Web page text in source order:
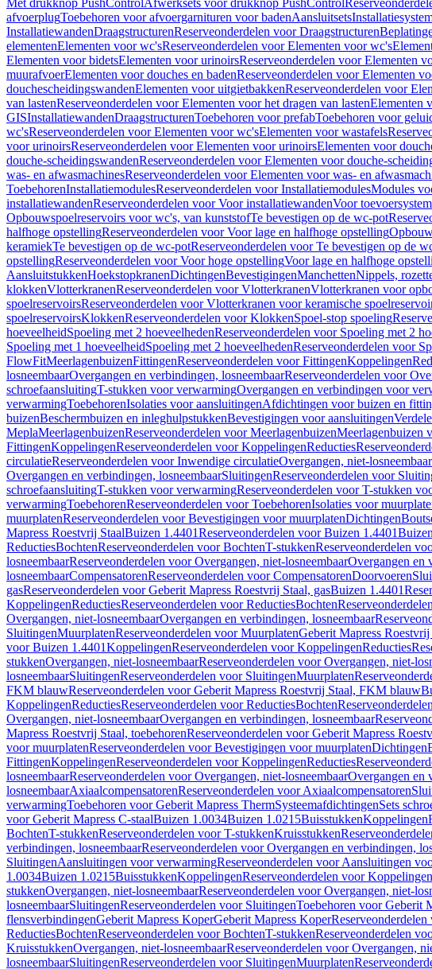
Met drukknop PushControlAfwerksets voor drukknop PushControl
afvoerplugToebehoren voor afvoergarnituren voor badenAansluitsets
InstallatiewandenDraagstructurenReserveonderdelen voor Draagstructuren
elementenElementen voor wc'sReserveonderdelen voor Elementen voor wc's
Elementen voor bidetsElementen voor urinoirsReserveonderdelen voor Elementen
muurafvoerElementen voor douches en badenReserveonderdelen voor Elementen
douchescheidingswandenElementen voor uitgietbakkenReserveonderdelen voor
van lastenReserveonderdelen voor Elementen voor het dragen van lastenElementen
GISInstallatiewandenDraagstructurenToebehoren voor prefabToebehoren voor
wc'sReserveonderdelen voor Elementen voor wc'sElementen voor wastafels
voor urinoirsReserveonderdelen voor Elementen voor urinoirsElementen voor
douche-scheidingswandenReserveonderdelen voor Elementen voor douche-
was- en afwasmachinesReserveonderdelen voor Elementen voor was- en
ToebehorenInstallatiemodulesReserveonderdelen voor InstallatiemodulesModules
installatiewandenReserveonderdelen voor Voor installatiewandenVoor
Opbouwspoelreservoirs voor wc's, van kunststofTe bevestigen op de wc-pot
halfhoge opstellingReserveonderdelen voor Voor lage en halfhoge opstelling
keramiekTe bevestigen op de wc-potReserveonderdelen voor Te bevestigen op de
opstellingReserveonderdelen voor Voor hoge opstellingVoor lage en halfhoge
AansluitstukkenHoekstopkranenDichtingenBevestigingenManchettenNippels,
klokkenVlotterkranenReserveonderdelen voor VlotterkranenVlotterkranen voor
spoelreservoirsReserveonderdelen voor Vlotterkranen voor keramische
spoelreservoirsKlokkenReserveonderdelen voor KlokkenSpoel-stop spoeling
hoeveelheidSpoeling met 2 hoeveelhedenReserveonderdelen voor Spoeling met 2
Spoeling met 1 hoeveelheidSpoeling met 2 hoeveelhedenReserveonderdelen voor
FlowFitMeerlagenbuizenFittingenReserveonderdelen voor FittingenKoppelingen
losneembaarOvergangen en verbindingen, losneembaarReserveonderdelen voor
schroefaansluitingT-stukken voor verwarmingOvergangen en verbindingen voor
verwarmingToebehorenIsolaties voor aansluitingenAfdichtingen voor buizen en
buizenBeschermbuizen en inleghulpstukkenBevestigingen voor aansluitingen
MeplaMeerlagenbuizenReserveonderdelen voor MeerlagenbuizenMeerlagenbuizen
FittingenKoppelingenReserveonderdelen voor KoppelingenReducties
circulatieReserveonderdelen voor Inwendige circulatieOvergangen, niet-losneembaar
Overgangen en verbindingen, losneembaarSluitingenReserveonderdelen voor
schroefaansluitingT-stukken voor verwarmingReserveonderdelen voor T-stukken
verwarmingToebehorenReserveonderdelen voor ToebehorenIsolaties voor
muurplatenReserveonderdelen voor Bevestigingen voor muurplatenDichtingen
Mapress Roestvrij StaalBuizen 1.4401Reserveonderdelen voor Buizen 1.4401
ReductiesBochtenReserveonderdelen voor BochtenT-stukkenReserveonderdelen
losneembaarReserveonderdelen voor Overgangen, niet-losneembaarOvergangen en
losneembaarCompensatorenReserveonderdelen voor CompensatorenDoorvoeren
gasReserveonderdelen voor Geberit Mapress Roestvrij Staal, gasBuizen 1.4401
KoppelingenReductiesReserveonderdelen voor ReductiesBochten
Overgangen, niet-losneembaarOvergangen en verbindingen, losneembaar
SluitingenMuurplatenReserveonderdelen voor MuurplatenGeberit Mapress
voor Buizen 1.4401KoppelingenReserveonderdelen voor KoppelingenReducties
stukkenOvergangen, niet-losneembaarReserveonderdelen voor Overgangen, niet-
losneembaarSluitingenReserveonderdelen voor SluitingenMuurplaten
FKM blauwReserveonderdelen voor Geberit Mapress Roestvrij Staal, FKM blauw
KoppelingenReductiesReserveonderdelen voor ReductiesBochten
Overgangen, niet-losneembaarOvergangen en verbindingen, losneembaar
Mapress Roestvrij Staal, toebehorenReserveonderdelen voor Geberit Mapress
voor muurplatenReserveonderdelen voor Bevestigingen voor muurplatenDichtingen
FittingenKoppelingenReserveonderdelen voor KoppelingenReducties
losneembaarReserveonderdelen voor Overgangen, niet-losneembaarOvergangen en
losneembaarAxiaalcompensatorenReserveonderdelen voor Axiaalcompensatoren
verwarmingToebehoren voor Geberit Mapress ThermSysteemafdichtingenSets
voor Geberit Mapress C-staalBuizen 1.0034Buizen 1.0215BuisstukkenKoppelingen
BochtenT-stukkenReserveonderdelen voor T-stukkenKruisstukken
verbindingen, losneembaarReserveonderdelen voor Overgangen en verbindingen,
SluitingenAansluitingen voor verwarmingReserveonderdelen voor Aansluitingen
1.0034Buizen 1.0215BuisstukkenKoppelingenReserveonderdelen voor Koppelingen
stukkenOvergangen, niet-losneembaarReserveonderdelen voor Overgangen, niet-
losneembaarSluitingenReserveonderdelen voor SluitingenToebehoren voor Geberit
flensverbindingenGeberit Mapress KoperGeberit Mapress Koper
ReductiesBochtenReserveonderdelen voor BochtenT-stukkenReserveonderdelen
KruisstukkenOvergangen, niet-losneembaarReserveonderdelen voor Overgangen,
losneembaarSluitingenReserveonderdelen voor SluitingenMuurplaten